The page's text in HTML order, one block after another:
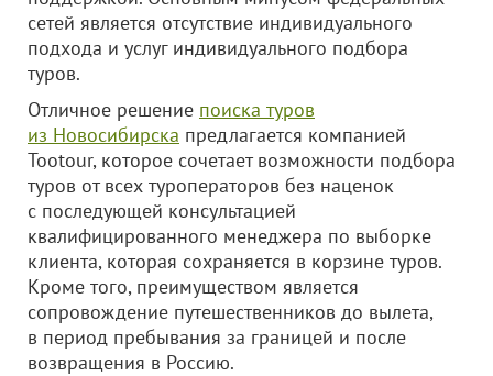
сетей является отсутствие индивидуального
подхода и услуг индивидуального подбора
туров.
Отличное решение поиска туров
из Новосибирска предлагается компанией
Tootour, которое сочетает возможности подбора
туров от всех туроператоров без наценок
с последующей консультацией
квалифицированного менеджера по выборке
клиента, которая сохраняется в корзине туров.
Кроме того, преимуществом является
сопровождение путешественников до вылета,
в период пребывания за границей и после
возвращения в Россию.